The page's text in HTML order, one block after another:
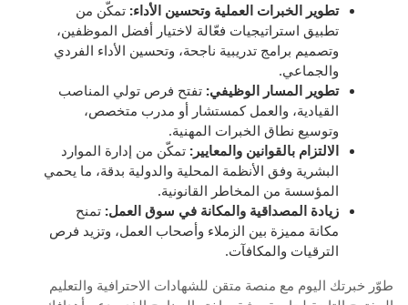
تطوير الخبرات العملية وتحسين الأداء: تمكّن من
تطبيق استراتيجيات فعّالة لاختيار أفضل الموظفين،
وتصميم برامج تدريبية ناجحة، وتحسين الأداء الفردي
والجماعي.
تطوير المسار الوظيفي: تفتح فرص تولي المناصب
القيادية، والعمل كمستشار أو مدرب متخصص،
وتوسيع نطاق الخبرات المهنية.
الالتزام بالقوانين والمعايير: تمكّن من إدارة الموارد
البشرية وفق الأنظمة المحلية والدولية بدقة، ما يحمي
المؤسسة من المخاطر القانونية.
زيادة المصداقية والمكانة في سوق العمل: تمنح
مكانة مميزة بين الزملاء وأصحاب العمل، وتزيد فرص
الترقيات والمكافآت.
طوّر خبرتك اليوم مع منصة متقن للشهادات الاحترافية والتعليم